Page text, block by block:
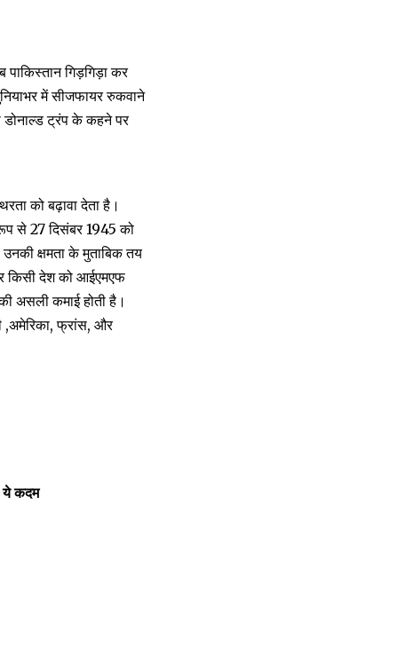
गिड़गिड़ा कर
में सीजफायर रुकवाने
डोनाल्ड ट्रंप के कहने पर
को बढ़ावा देता है।
से 27 दिसंबर 1945 को
क्षमता के मुताबिक तय
किसी देश को आईएमएफ
असली कमाई होती है।
,अमेरिका, फ्रांस, और
ये कदम